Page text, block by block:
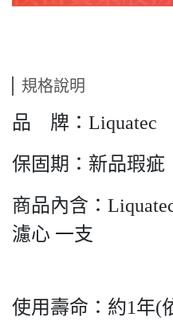
規格說明
品 牌：Liquatec
保固期：新品瑕疵
商品內含：
濾心 一支
使用壽命：約1年(